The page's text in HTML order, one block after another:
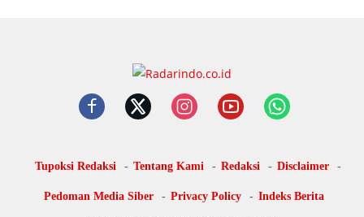
Tupoksi Redaksi Tentang Kami Redaksi Disclaimer
Pedoman Media Siber Privacy Policy Indeks Berita